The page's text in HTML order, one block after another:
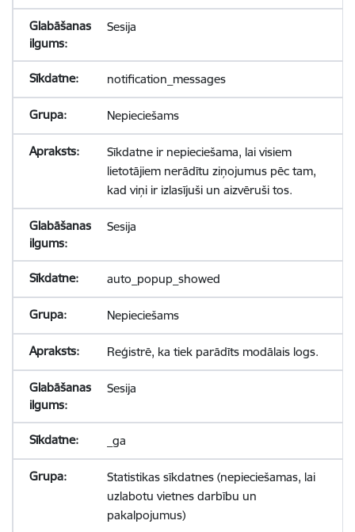
Sesija
notification_messages
Nepieciešams
Sīkdatne ir nepieciešama, lai visiem
lietotājiem nerādītu ziņojumus pēc tam,
kad viņi ir izlasījuši un aizvēruši tos.
Sesija
auto_popup_showed
Nepieciešams
Reģistrē, ka tiek parādīts modālais logs.
Sesija
_ga
Statistikas sīkdatnes (nepieciešamas, lai
uzlabotu vietnes darbību un
pakalpojumus)